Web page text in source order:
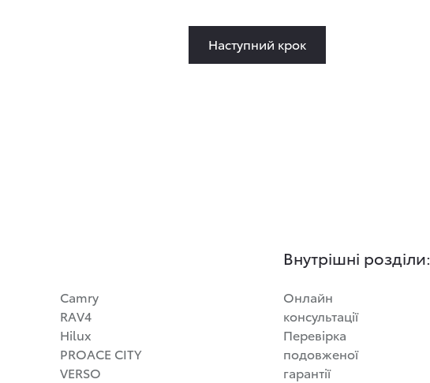
Наступний крок
Camry
RAV4
Hilux
PROACE CITY
VERSO
Внутрішні розділи:
Онлайн
консультації
Перевірка
подовженої
гарантії